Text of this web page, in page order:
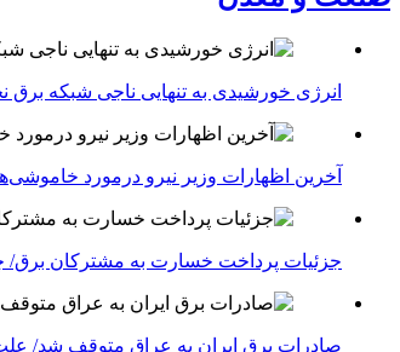
انرژی خورشیدی به تنهایی ناجی شبکه برق
آخرین اظهارات وزیر نیرو درمورد خاموشی‌ها/معافیت ۴ استان جنوبی
جزئیات پرداخت خسارت به مشترکان برق/
صادرات برق ایران به عراق متوقف شد/